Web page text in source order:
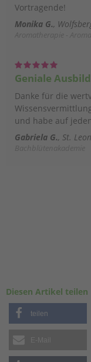
Vortragende!
Monika G.
Geniale
Danke für die
und habe auf
Gabriela G. St.
Diesen Artikel teilen
teilen